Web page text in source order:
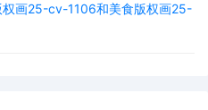
权画25-cv-1106和美食版权画25-